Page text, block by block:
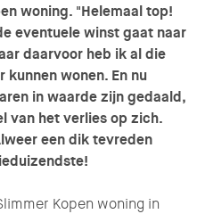
woning. "Helemaal top!
eventuele winst gaat naar
daarvoor heb ik al die
wonen. En nu
in waarde zijn gedaald,
van het verlies op zich.
een dik tevreden
Kopen woning in